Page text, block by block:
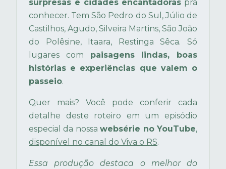
surpresas e cidades encantadoras pra
conhecer. Tem São Pedro do Sul, Júlio de
Castilhos, Agudo, Silveira Martins, São João
do Polêsine, Itaara, Restinga Sêca. Só
lugares com paisagens lindas, boas
histórias e experiências que valem o
passeio.
Quer mais? Você pode conferir cada
detalhe deste roteiro em um episódio
especial da nossawebsérie no YouTube,
disponível no canal do Viva o RS.
Essa produção destaca o melhor do